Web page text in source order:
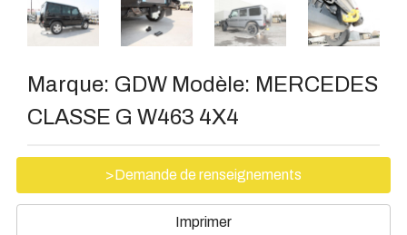
Marque: GDW Modèle: MERCEDES
CLASSE G W463 4X4
>Demande de renseignements
Imprimer